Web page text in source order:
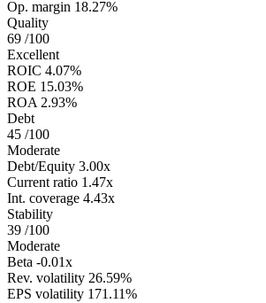
Op. margin 18.27%
Quality
69 /100
Excellent
ROIC 4.07%
ROE 15.03%
ROA 2.93%
Debt
45 /100
Moderate
Debt/Equity 3.00x
Current ratio 1.47x
Int. coverage 4.43x
Stability
39 /100
Moderate
Beta -0.01x
Rev. volatility 26.59%
EPS volatility 171.11%